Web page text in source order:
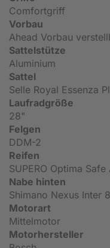
Comfortgriff
Vorbau
Ahead Vorbau
Sattelstütze
Aluminium
Sattel
Selle Royal Essenza
Laufradgröße
28"
Felgen
DDM-2
Reifen
SUPERO Optima
Nabe hinten
Shimano Nexus Inter 8
Motorart
Mittelmotor
Motorhersteller